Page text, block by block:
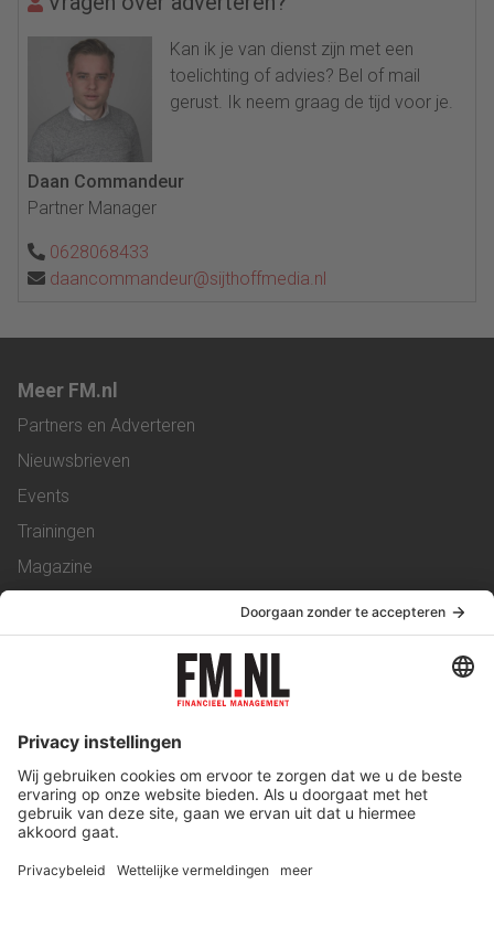
Kan ik je van dienst zijn met een
toelichting of advies? Bel of mail
gerust. Ik neem graag de tijd voor je.
Daan Commandeur
Partner Manager
0628068433
daancommandeur@sijthoffmedia.nl
Meer FM.nl
Partners en Adverteren
Nieuwsbrieven
Events
Trainingen
Magazine
Service & Contact
Werken bij ons
Privacy Statement
Algemene Voorwaarden